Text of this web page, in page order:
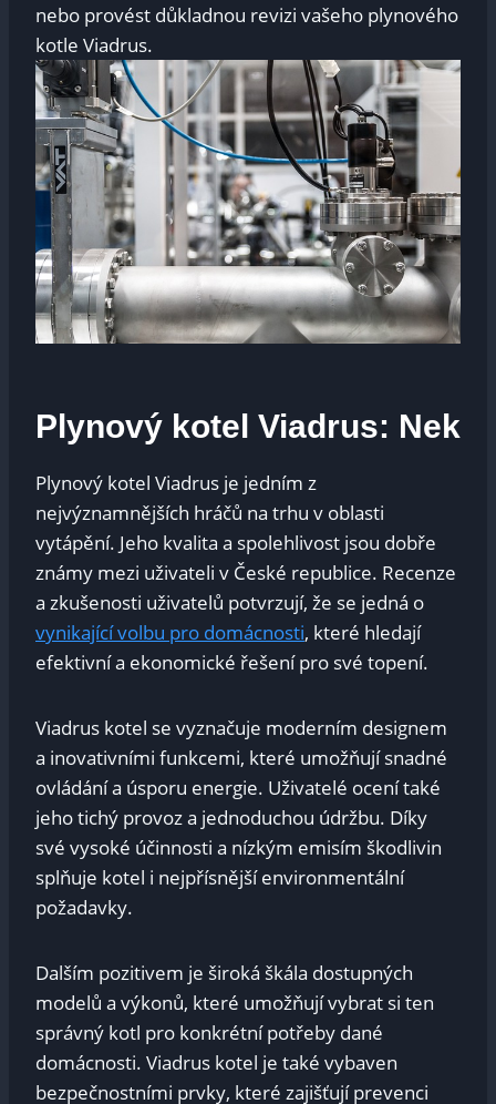
nebo provést důkladnou revizi vašeho plynového
kotle Viadrus.
Plynový kotel Viadrus: Nek
Plynový kotel Viadrus je jedním z
nejvýznamnějších hráčů na trhu v oblasti
vytápění. Jeho kvalita a spolehlivost jsou dobře
známy mezi uživateli v České republice. Recenze
a zkušenosti uživatelů potvrzují, že se jedná o
vynikající volbu pro domácnosti, které hledají
efektivní a ekonomické řešení pro své topení.
Viadrus kotel se vyznačuje moderním designem
a inovativními funkcemi, které umožňují snadné
ovládání a úsporu energie. Uživatelé ocení také
jeho tichý provoz a jednoduchou údržbu. Díky
své vysoké účinnosti a nízkým emisím škodlivin
splňuje kotel i nejpřísnější environmentální
požadavky.
Dalším pozitivem je široká škála dostupných
modelů a výkonů, které umožňují vybrat si ten
správný kotl pro konkrétní potřeby dané
domácnosti. Viadrus kotel je také vybaven
bezpečnostními prvky, které zajišťují prevenci